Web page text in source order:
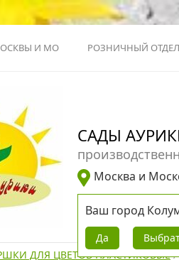
И МО РОЗНИЧНЫЙ ОТДЕЛ
САДЫ
Москва и
Ваш город
Да
ДЛЯ ЦВЕТОВ ПЛАСТИКОВЫЕ /